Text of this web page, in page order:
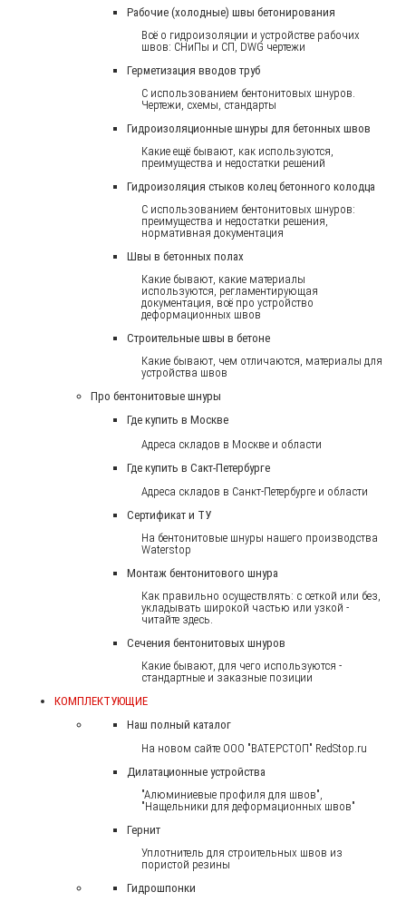
Рабочие (холодные) швы бетонирования
Всё о гидроизоляции и устройстве рабочих
швов: СНиПы и СП, DWG чертежи
Герметизация вводов труб
С использованием бентонитовых шнуров.
Чертежи, схемы, стандарты
Гидроизоляционные шнуры для бетонных швов
Какие ещё бывают, как используются,
преимущества и недостатки решений
Гидроизоляция стыков колец бетонного колодца
С использованием бентонитовых шнуров:
преимущества и недостатки решения,
нормативная документация
Швы в бетонных полах
Какие бывают, какие материалы
используются, регламентирующая
документация, всё про устройство
деформационных швов
Строительные швы в бетоне
Какие бывают, чем отличаются, материалы для
устройства швов
Про бентонитовые шнуры
Где купить в Москве
Адреса складов в Москве и области
Где купить в Сакт-Петербурге
Адреса складов в Санкт-Петербурге и области
Сертификат и ТУ
На бентонитовые шнуры нашего производства
Waterstop
Монтаж бентонитового шнура
Как правильно осуществлять: с сеткой или без,
укладывать широкой частью или узкой -
читайте здесь.
Сечения бентонитовых шнуров
Какие бывают, для чего используются -
стандартные и заказные позиции
КОМПЛЕКТУЮЩИЕ
Наш полный каталог
На новом сайте ООО "ВАТЕРСТОП" RedStop.ru
Дилатационные устройства
"Алюминиевые профиля для швов",
"Нащельники для деформационных швов"
Гернит
Уплотнитель для строительных швов из
пористой резины
Гидрошпонки